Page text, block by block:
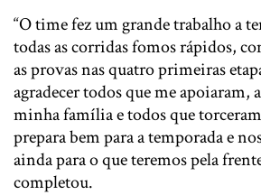
“O time fez um grande trabalho a
todas as corridas fomos rápidos,
as provas nas quatro primeiras
agradecer todos que me apoiaram,
minha família e todos que
prepara bem para a temporada e
ainda para o que teremos pela
completou.